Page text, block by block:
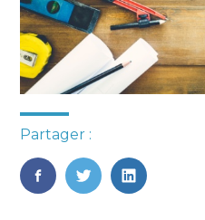
Partager :
FaceBook
TwitterLinkedIn